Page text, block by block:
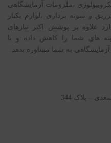
،ملزومات آزمایشگاهی
و نمونه برداری ،لوازم یکبار
علاوه بر پوشش اکثر نیازهای
های شما را کاهش داده و با
به شما مشاوره بدهد.
– پلاک 344